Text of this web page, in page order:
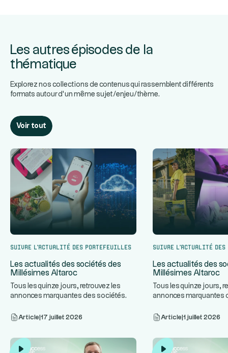
Les autres épisodes de la
thématique
Explorez nos collections de contenus qui rassemblent différents
formats autour d’un même sujet/enjeu/thème.
Voir tout
Suivre l’actualité des portefeuilles
Les actualités des sociétés des
Millésimes Altaroc
Tous les quinze jours, retrouvez les
annonces marquantes des sociétés
Article 17 juillet 2026
Suivre l’actualité
Les actualités des
Millésimes Altaroc
Tous les quinze jours,
annonces marquantes
Article 1 juillet 2026